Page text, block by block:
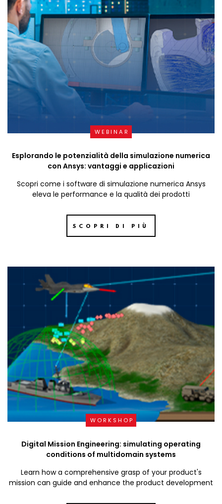
WEBINAR
Esplorando le potenzialità della simulazione numerica
con Ansys: vantaggi e applicazioni
Scopri come i software di simulazione numerica Ansys
eleva le performance e la qualità dei prodotti
SCOPRI DI PIÙ
WORKSHOP
Digital Mission Engineering: simulating operating
conditions of multidomain systems
Learn how a comprehensive grasp of your product's
mission can guide and enhance the product development